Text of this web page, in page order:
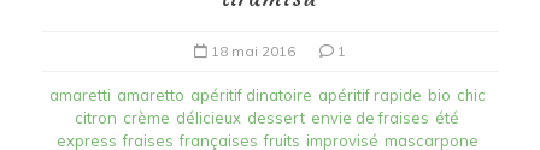
18 mai 2016 1
amaretti amaretto apéritif dinatoire apéritif rapide bio chic
citron crème délicieux dessert envie de fraises été
express fraises françaises fruits improvisé mascarpone